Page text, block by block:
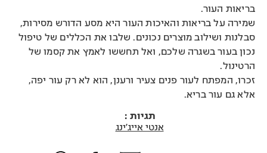
בריאות העור.
שמירה על בריאות והאיכות העור היא מסע הדורש מסירות,
סבלנות ושילוב מוצרים נכונים. שלבו את הכללים של טיפול
נכון בעור בשגרה שלכם, ואל תחששו לאמץ את קסמו של
הרטינול.
זכרו, המפתח לעור פנים צעיר ורענן, הוא לא רק עור יפה,
אלא גם עור בריא.
תגיות :
אנטי אייג'ינג